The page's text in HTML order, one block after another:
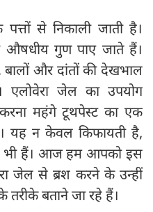
से निकाली जाती है।
औषधीय गुण पाए जाते हैं।
बालों और दांतों की देखभाल
एलोवेरा जेल का उपयोग
महंगे टूथपेस्ट का एक
यह न केवल किफायती है,
भी हैं। आज हम आपको इस
जेल से ब्रश करने के उन्हीं
बताने जा रहे हैं।